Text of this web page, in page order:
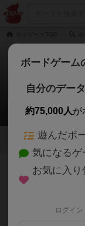
11
259名 0名
デッキ構築型ボ
ボードゲーム
自分のデー
約75,000人が
遊んだボ
気になるゲ
お気に入
ログイン